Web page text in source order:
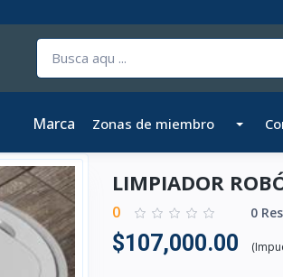
Marca Zonas de miembro
LIMPIADOR
0 0
$107,000.00 (